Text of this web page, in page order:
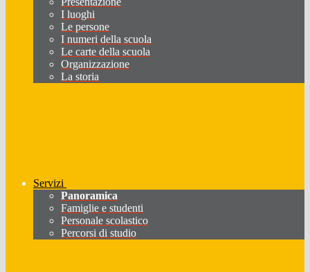
I luoghi
Le persone
I numeri della scuola
Le carte della scuola
Organizzazione
La storia
Servizi
Panoramica
Famiglie e studenti
Personale scolastico
Percorsi di studio